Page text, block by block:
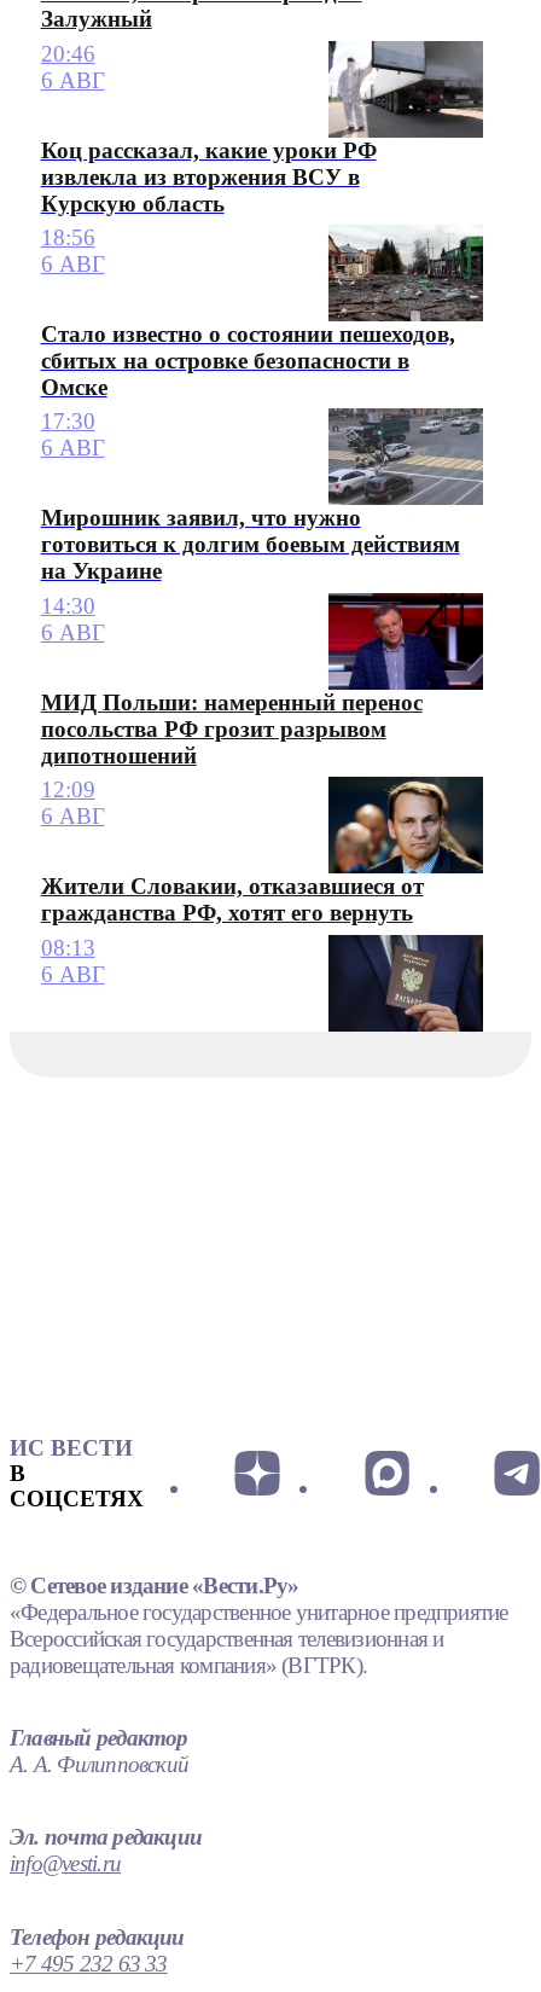
Залужный
20:46
6 АВГ
Коц рассказал, какие уроки РФ
извлекла из вторжения ВСУ в
Курскую область
18:56
6 АВГ
Стало известно о состоянии пешеходов,
сбитых на островке безопасности в
Омске
17:30
6 АВГ
Мирошник заявил, что нужно
готовиться к долгим боевым действиям
на Украине
14:30
6 АВГ
МИД Польши: намеренный перенос
посольства РФ грозит разрывом
дипотношений
12:09
6 АВГ
Жители Словакии, отказавшиеся от
гражданства РФ, хотят его вернуть
08:13
6 АВГ
ИС ВЕСТИ
В
СОЦСЕТЯХ
© Сетевое издание «Вести.Ру»
«Федеральное государственное унитарное предприятие
Всероссийская государственная телевизионная и
радиовещательная компания» (ВГТРК).
Главный редактор
А. А. Филипповский
Эл. почта редакции
info@vesti.ru
Телефон редакции
+7 495 232 63 33